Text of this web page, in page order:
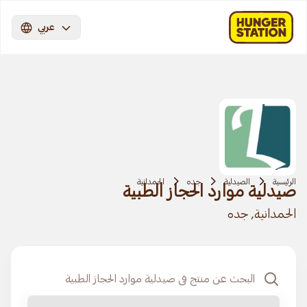
عربي
الرئيسية الصيدلية جده الحمدانية
صيدلية موارد الحجاز الطبية
الحمدانية, جده